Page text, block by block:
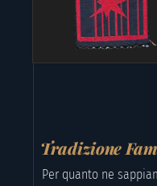
Tradizione
Per quanto ne